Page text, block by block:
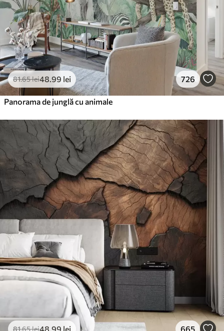
81.65lei48 .99 lei 726
Panorama de junglă cu animale
81.65lei48 .99 lei 665